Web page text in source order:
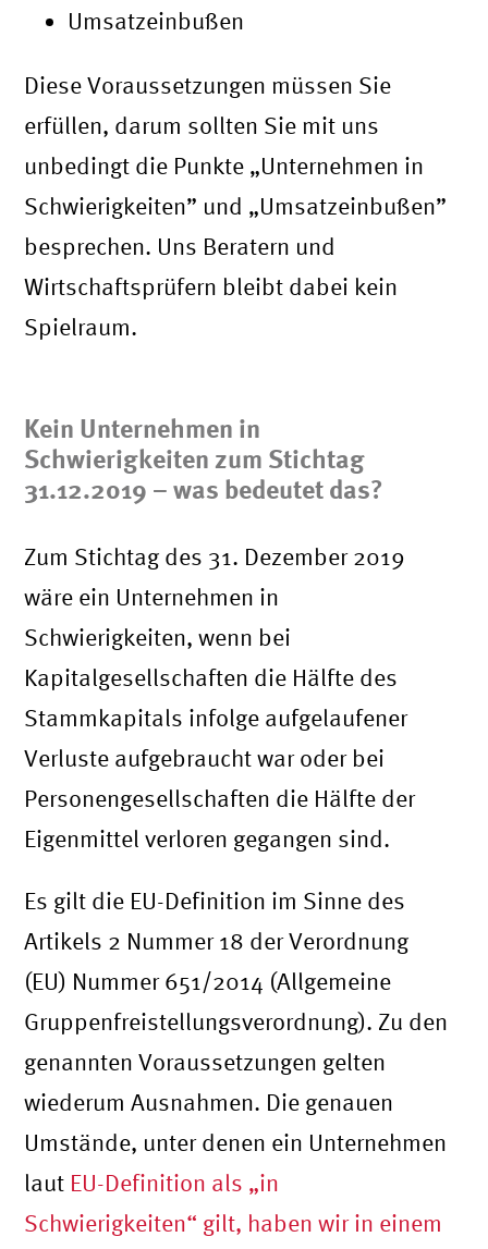
Umsatzeinbußen
Diese Voraussetzungen müssen Sie
erfüllen, darum sollten Sie mit uns
unbedingt die Punkte „Unternehmen in
Schwierigkeiten” und „Umsatzeinbußen”
besprechen. Uns Beratern und
Wirtschaftsprüfern bleibt dabei kein
Spielraum.
Kein Unternehmen in
Schwierigkeiten zum Stichtag
31.12.2019 – was bedeutet das?
Zum Stichtag des 31. Dezember 2019
wäre ein Unternehmen in
Schwierigkeiten, wenn bei
Kapitalgesellschaften die Hälfte des
Stammkapitals infolge aufgelaufener
Verluste aufgebraucht war oder bei
Personengesellschaften die Hälfte der
Eigenmittel verloren gegangen sind.
Es gilt die EU-Definition im Sinne des
Artikels 2 Nummer 18 der Verordnung
(EU) Nummer 651/2014 (Allgemeine
Gruppenfreistellungsverordnung). Zu den
genannten Voraussetzungen gelten
wiederum Ausnahmen. Die genauen
Umstände, unter denen ein Unternehmen
laut EU-Definition als „in
Schwierigkeiten“ gilt, haben wir in einem